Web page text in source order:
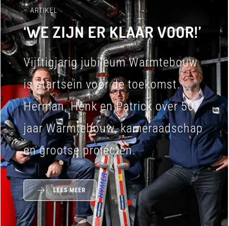
– ARTIKEL
‘WE ZIJN ER KLAAR VOOR!’
Vijftigjarig jubileum Warmtebouw
is startsein voor de toekomst.
Herman, Henk en Patrick over 50
jaar Warmtebouw, kameraadschap
en grootse projecten.
LEES MEER